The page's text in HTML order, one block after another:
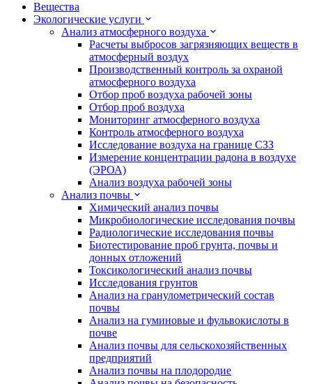
Вещества
Экологические услуги
Анализ атмосферного воздуха
Расчеты выбросов загрязняющих веществ в
атмосферный воздух
Производственный контроль за охраной
атмосферного воздуха
Отбор проб воздуха рабочей зоны
Отбор проб воздуха
Мониторинг атмосферного воздуха
Контроль атмосферного воздуха
Исследование воздуха на границе СЗЗ
Измерение концентрации радона в воздухе
(ЭРОА)
Анализ воздуха рабочей зоны
Анализ почвы
Химический анализ почвы
Микробиологические исследования почвы
Радиологические исследования почвы
Биотестирование проб грунта, почвы и
донных отложений
Токсикологический анализ почвы
Исследования грунтов
Анализ на гранулометрический состав
почвы
Анализ на гуминовые и фульвокислоты в
почве
Анализ почвы для сельскохозяйственных
предприятий
Анализ почвы на плодородие